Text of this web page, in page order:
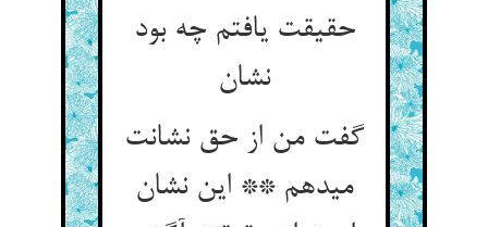
حقیقت یافتم چه بود
نشان‏
گفت من از حق نشانت
می‏دهم ** این نشان